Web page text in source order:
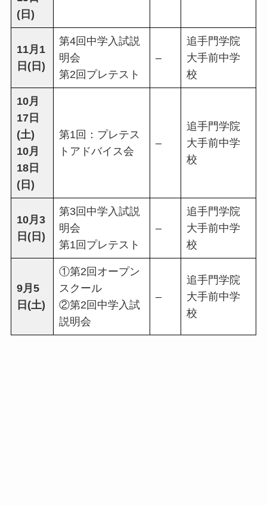
(日)
11月1
日(日)
第4回中学入試説
明会
第2回プレテスト
–
追手門学院
大手前中学
校
10月
17日
(土)
10月
18日
(日)
第1回：プレテス
トアドバイス会
–
追手門学院
大手前中学
校
10月3
日(日)
第3回中学入試説
明会
第1回プレテスト
–
追手門学院
大手前中学
校
9月5
日(土)
①第2回オープン
スクール
②第2回中学入試
説明会
–
追手門学院
大手前中学
校